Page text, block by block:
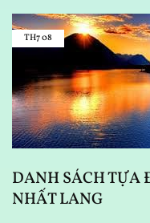
TH708
DANH SÁCH TỰA
NHẤT LANG